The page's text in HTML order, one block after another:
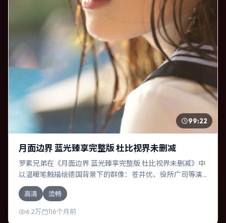
99:22
月面边界 蓝光臻享完整版 杜比视界未删减
罗素兄弟在《月面边界 蓝光臻享完整版 杜比视界未删减》中
以温暖笔触描绘德国背景下的群像：苍井优、役所广司等演
员层次丰富。作为一部传记作品，故事从日常裂缝切入，逐
步推向不可逆转的结局；视听语言统一，情感落点克制有
力。
高清 流畅
6.2万 116个月前